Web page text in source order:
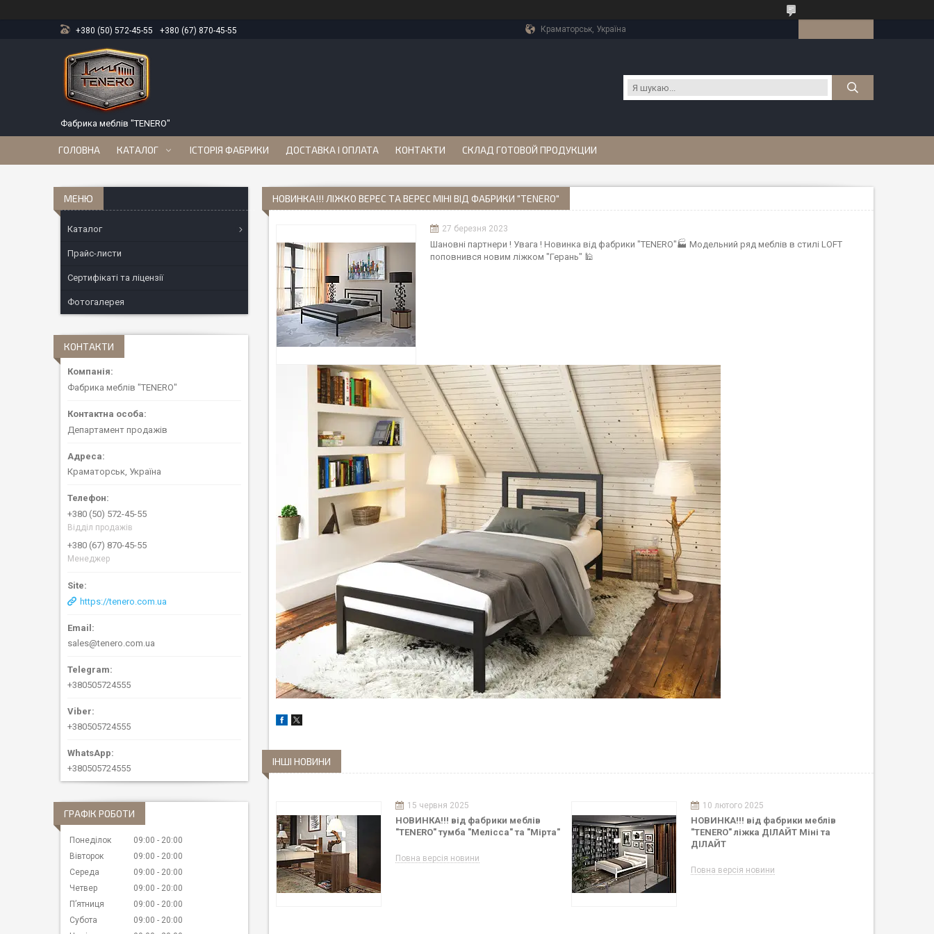
+380 (50) 572-45-55 +380 (67) 870-45-55 Краматорськ, Україна
Фабрика меблів "TENERO"
ГОЛОВНА КАТАЛОГ ІСТОРІЯ ФАБРИКИ ДОСТАВКА І ОПЛАТА КОНТАКТИ СКЛАД ГОТОВОЙ ПРОДУКЦИИ
НОВИНКА!!! ЛІЖКО ВЕРЕС ТА ВЕРЕС МІНІ ВІД ФАБРИКИ "TENERO"
27 березня 2023
Шановні партнери ! Увага ! Новинка від фабрики "TENERO"🏭 Модельний ряд меблів в стилі LOFT
поповнився новим ліжком "Герань" 🕌
ІНШІ НОВИНИ
15 червня 2025
НОВИНКА!!! від фабрики меблів
"TENERO" тумба "Мелісса" та "Мірта"
Повна версія новини
10 лютого 2025
НОВИНКА!!! від фабрики меблів
"TENERO" ліжка ДІЛАЙТ Міні та
ДІЛАЙТ
Повна версія новини
Каталог
Прайс-листи
Сертифікаті та ліцензії
Фотогалерея
КОНТАКТИ
Фабрика меблів "TENERO"
Департамент продажів
Краматорськ, Україна
+380 (50) 572-45-55
Відділ продажів
+380 (67) 870-45-55
Менеджер
https://tenero.com.ua
sales@tenero.com.ua
+380505724555
+380505724555
+380505724555
ГРАФІК РОБОТИ
Понеділок 09:00
20:00
Вівторок
09:00
20:00
Середа
09:00
20:00
Четвер
09:00
20:00
Пʼятниця
09:00
20:00
Субота
09:00
20:00